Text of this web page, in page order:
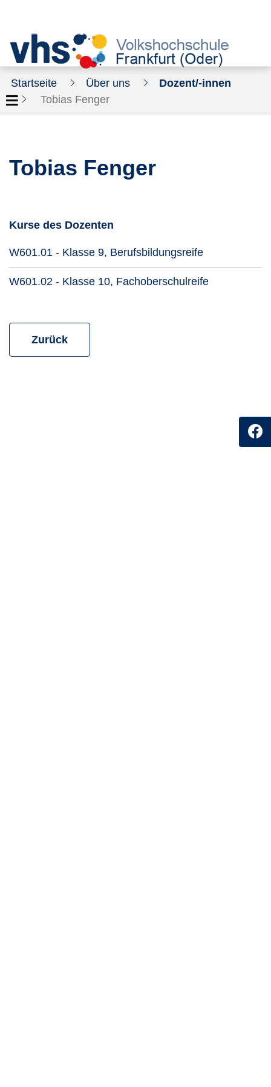
Startseite Über uns
Dozent/-innen
Tobias Fenger
Tobias Fenger
Kurse des Dozenten
W601.01 - Klasse 9, BerufsbildungsreifeKursdetails
W601.02 - Klasse 10, FachoberschulreifeKursdetails
Zurückzur vorherigen Seite